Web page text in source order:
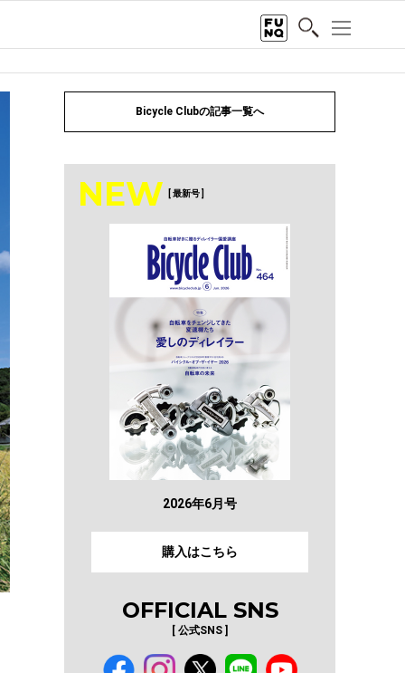
Bicycle Clubの記事一覧へ
NEW [ 最新号 ]
2026年6月号
購入はこちら
OFFICIAL SNS
[ 公式SNS ]